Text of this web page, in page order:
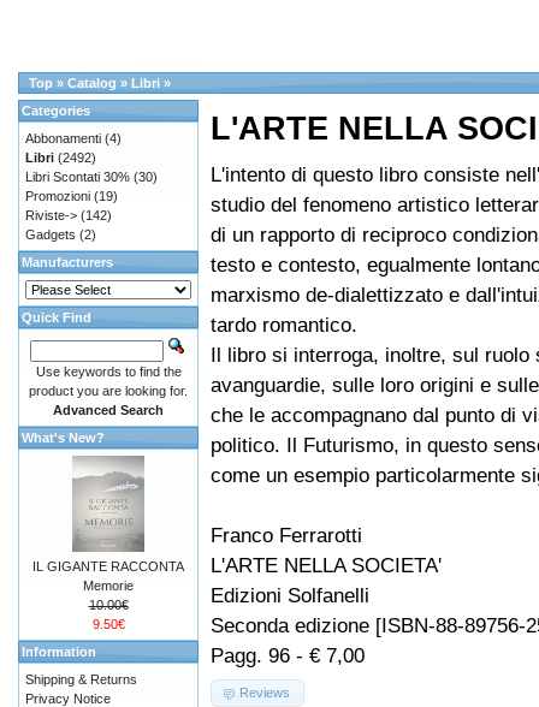
Top » Catalog » Libri »
L'ARTE NELLA
L'intento di questo libro consiste
studio del fenomeno artistico
di un rapporto di reciproco
testo e contesto, egualmente
marxismo de-dialettizzato e
tardo romantico.
Il libro si interroga, inoltre, sul ruolo
avanguardie, sulle loro origini e
che le accompagnano dal punto di
politico. Il Futurismo, in questo
come un esempio particolarmente
Franco Ferrarotti
L'ARTE NELLA SOCIETA'
Edizioni Solfanelli
Seconda edizione [ISBN-88-89756-
Pagg. 96 - € 7,00
Reviews
Categories
Abbonamenti (4)
Libri (2492)
Libri Scontati 30% (30)
Promozioni (19)
Riviste-> (142)
Gadgets (2)
Manufacturers
Quick Find
Use keywords to find the
product you are looking for.
Advanced Search
What's New?
IL GIGANTE RACCONTA
Memorie
10.00€
9.50€
Information
Shipping & Returns
Privacy Notice